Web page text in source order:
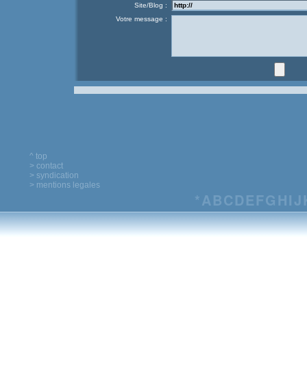
Site/Blog :
Votre message :
^ top
> contact
> syndication
> mentions legales
*ABCDEFG HIJ